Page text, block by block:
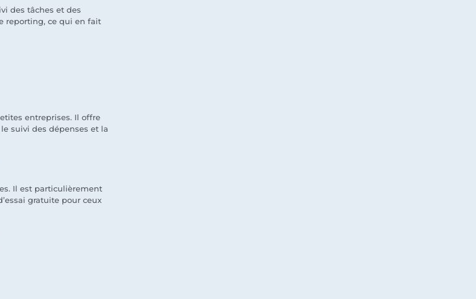
des tâches et des
reporting, ce qui en fait
entreprises. Il offre
suivi des dépenses et la
Il est particulièrement
gratuite pour ceux